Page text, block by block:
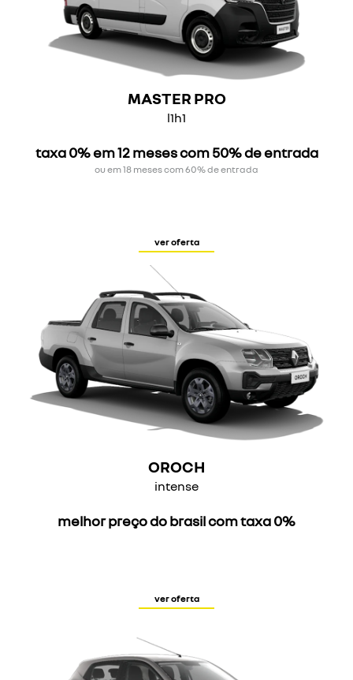
MASTER PRO
l1h1
taxa 0% em 12 meses com 50% de entrada
ou em 18 meses com 60% de entrada
ver oferta
OROCH
intense
melhor preço do brasil com taxa 0%
ver oferta